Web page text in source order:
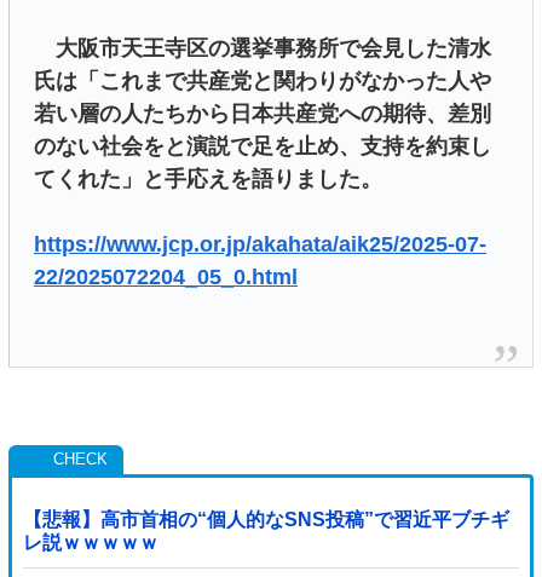
大阪市天王寺区の選挙事務所で会見した清水
氏は「これまで共産党と関わりがなかった人や
若い層の人たちから日本共産党への期待、差別
のない社会をと演説で足を止め、支持を約束し
てくれた」と手応えを語りました。
https://www.jcp.or.jp/akahata/aik25/2025-07-
22/2025072204_05_0.html
【悲報】高市首相の“個人的なSNS投稿”で習近平ブチギ
レ説ｗｗｗｗｗ